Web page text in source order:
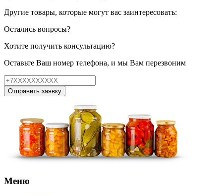
Другие товары, которые могут вас заинтересовать:
Остались вопросы?
Хотите получить консультацию?
Оставьте Ваш номер телефона, и мы Вам перезвоним
Отправить заявку
Меню